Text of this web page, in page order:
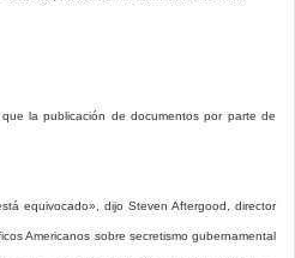
la publicación de documentos por parte de
equivocado», dijo Steven Aftergood, director
Americanos sobre secretismo gubernamental